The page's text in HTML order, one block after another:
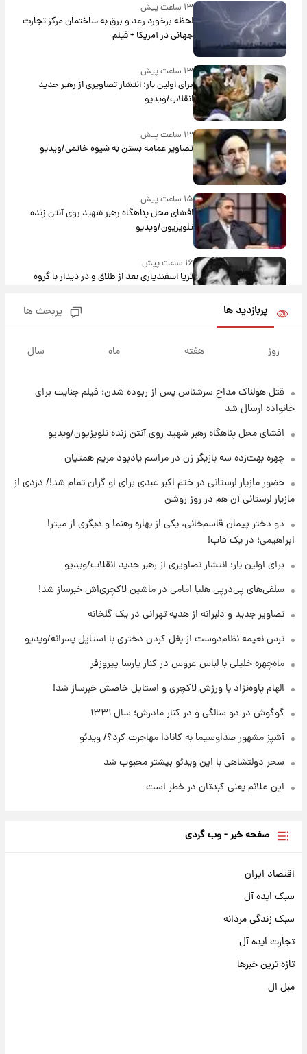
۱۳ ساعت پیش
لحظه برخورد رعد و برق به ساختمان مرکز تجارت
جهانی در آمریکا + فیلم
۱۳ ساعت پیش
برای اولین بار؛ انتشار تصاویری از رهبر جدید
انقلاب/ویدیو
۱۳ ساعت پیش
تصاویر عمامه بستن به شیوه خاتمی/ویدیو
۱۵ ساعت پیش
افشای محل پناهگاه‌ رهبر شهید روی آنتن زنده
تلویزیون/ویدیو
۱۶ ساعت پیش
ثریا اسفندیاری بعد از طلاق و در دیدار با گروه
پول به معشوقه با درآمد یوفا
۱۶ ساعت پیش
۱۷ ساعت پیش
پی رفتن رامین رضاییان+ عکس
۱۷ ساعت پیش
۱۸ ساعت پیش
با قدرتمندترین و بادوام ترین تانک جهان آشنا
شوید+ فیلم
۱۸ ساعت پیش
پربازدید ها پربحث ها
روز هفته ماه سال
قتل هولناک مداح سرشناس پس از ربوده شدن؛ فیلم جنایت برای
خانواده ارسال شد
افشای محل پناهگاه‌ رهبر شهید روی آنتن زنده تلویزیون/ویدیو
چهره بهت‌زده سه بازیگر زن در مراسم یادبود مریم همتیان
حضور مازیار لرستانی در ختم اکبر عبدی برای او گران تمام شد!/ دزدی از
مازیار لرستانی آن هم در روز روشن
دو دختر پیمان قاسم‌خانی، یکی از بهاره رهنما و دیگری از میترا
ابراهیمی؛ در یک قاب!
برای اولین بار؛ انتشار تصاویری از رهبر جدید انقلاب/ویدیو
سلفی‌های پی‌درپی هلیا امامی در ماشین لاکچری‌اش خبرساز شد!
تصاویر جدید و دلبرانه از هدیه تهرانی در یک گلخانه
ترس نعیمه نظام‌دوست از بغل کردن دختری با استایل پسرانه/ویدیو
ماه‌چهره خلیلی با لباس عروس در کنار پارسا پیروزفر
الهام پاوه‌نژاد با ورزش لاکچری و استایل خاصش خبرساز شد!
گوگوش در دو سالگی و در کنار مادرش؛ سال ۱۳۳۱
آشپز مشهور صداوسیما به کانادا مهاجرت کرد؟/ ویدئو
سحر دولتشاهی با این ویدئو بیشتر محبوب شد
این علائم یعنی کبدتان در خطر است
صفحه خبر - وب گردی
اقتصاد ایران
سبک ایده آل
سبک زندگی مردانه
تجارت ایده آل
تازه ترین خبرها
مبل ال